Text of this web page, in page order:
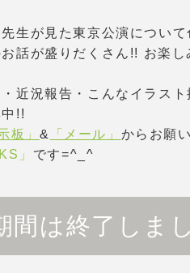
生が見た東京公演について
話が盛りだくさん!! お楽し
近況報告・こんなイラス
!!
板」 & 「メール」 からお願
」 です=^_^
間は終了しま